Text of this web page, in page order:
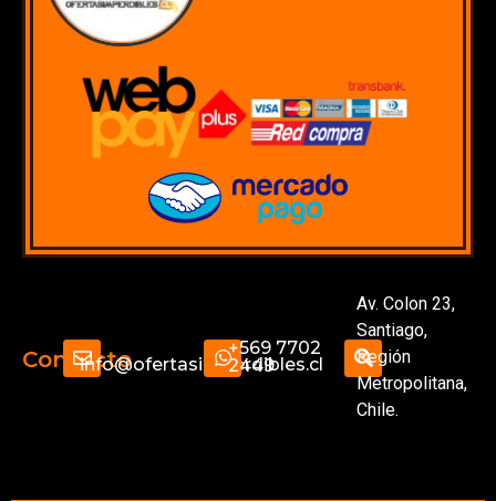
Contactoinfo@ofertasimperdibles.cl
+569 7702
2449
Av. Colon 23,
Santiago,
Región
Metropolitana,
Chile.